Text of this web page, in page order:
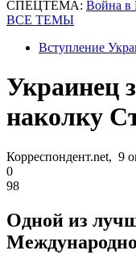
СПЕЦТЕМА: Война в
ВСЕ ТЕМЫ
Вступление
Украинец
наколку
Корреспондент.net, 9
0
98
Одной из